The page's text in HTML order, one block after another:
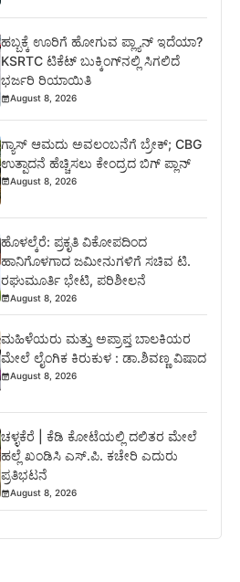
ಹಬ್ಬಕ್ಕೆ ಊರಿಗೆ ಹೋಗುವ ಪ್ಲ್ಯಾನ್ ಇದೆಯಾ?
KSRTC ಟಿಕೆಟ್ ಬುಕ್ಕಿಂಗ್‌ನಲ್ಲಿ ಸಿಗಲಿದೆ
ಭರ್ಜರಿ ರಿಯಾಯಿತಿ
August 8, 2026
ಗ್ಯಾಸ್ ಆಮದು ಅವಲಂಬನೆಗೆ ಬ್ರೇಕ್; CBG
ಉತ್ಪಾದನೆ ಹೆಚ್ಚಿಸಲು ಕೇಂದ್ರದ ಬಿಗ್ ಪ್ಲಾನ್
August 8, 2026
ಹೊಳಲ್ಕೆರೆ: ಪ್ರಕೃತಿ ವಿಕೋಪದಿಂದ
ಹಾನಿಗೊಳಗಾದ ಜಮೀನುಗಳಿಗೆ ಸಚಿವ ಟಿ.
ರಘುಮೂರ್ತಿ ಭೇಟಿ, ಪರಿಶೀಲನೆ
August 8, 2026
ಮಹಿಳೆಯರು ಮತ್ತು ಅಪ್ರಾಪ್ತ ಬಾಲಕಿಯರ
ಮೇಲೆ ಲೈಂಗಿಕ ಕಿರುಕುಳ : ಡಾ.ಶಿವಣ್ಣ ವಿಷಾದ
August 8, 2026
ಚಳ್ಳಕೆರೆ | ಕೆಡಿ ಕೋಟೆಯಲ್ಲಿ ದಲಿತರ ಮೇಲೆ
ಹಲ್ಲೆ ಖಂಡಿಸಿ ಎಸ್.ಪಿ. ಕಚೇರಿ ಎದುರು
ಪ್ರತಿಭಟನೆ
August 8, 2026